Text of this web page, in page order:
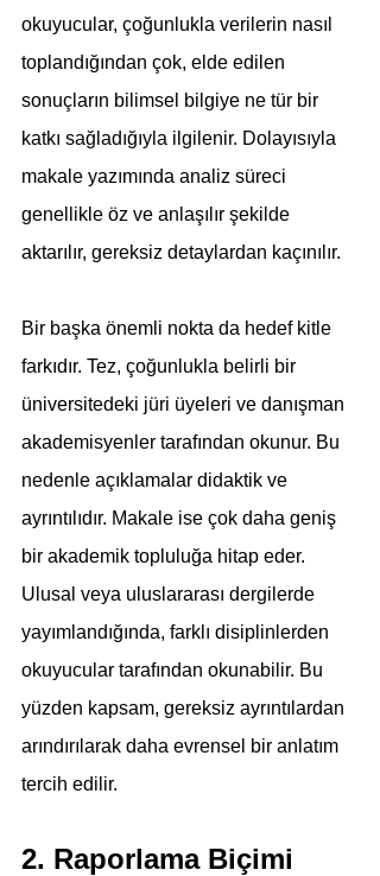
okuyucular, çoğunlukla verilerin nasıl
toplandığından çok, elde edilen
sonuçların bilimsel bilgiye ne tür bir
katkı sağladığıyla ilgilenir. Dolayısıyla
makale yazımında analiz süreci
genellikle öz ve anlaşılır şekilde
aktarılır, gereksiz detaylardan kaçınılır.
Bir başka önemli nokta da hedef kitle
farkıdır. Tez, çoğunlukla belirli bir
üniversitedeki jüri üyeleri ve danışman
akademisyenler tarafından okunur. Bu
nedenle açıklamalar didaktik ve
ayrıntılıdır. Makale ise çok daha geniş
bir akademik topluluğa hitap eder.
Ulusal veya uluslararası dergilerde
yayımlandığında, farklı disiplinlerden
okuyucular tarafından okunabilir. Bu
yüzden kapsam, gereksiz ayrıntılardan
arındırılarak daha evrensel bir anlatım
tercih edilir.
2. Raporlama Biçimi